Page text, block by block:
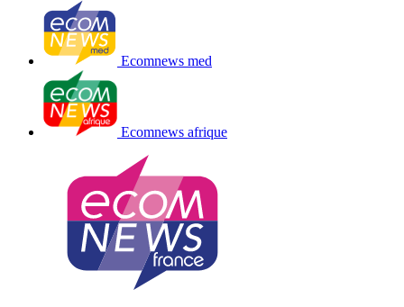
Ecomnews med
Ecomnews afrique